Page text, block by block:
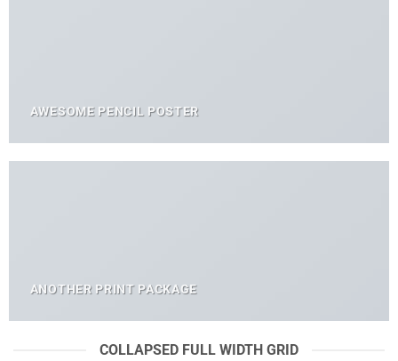
AWESOME PENCIL POSTER
ANOTHER PRINT PACKAGE
COLLAPSED FULL WIDTH GRID